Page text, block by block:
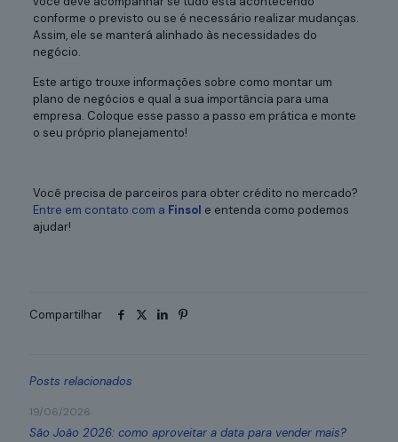
conforme o previsto ou se é necessário realizar mudanças.
Assim, ele se manterá alinhado às necessidades do
negócio.
Este artigo trouxe informações sobre como montar um
plano de negócios e qual a sua importância para uma
empresa. Coloque esse passo a passo em prática e monte
o seu próprio planejamento!
Você precisa de parceiros para obter crédito no mercado?
Entre em contato com a Finsol e entenda como podemos
ajudar!
Compartilhar
Posts relacionados
19/06/2026
São João 2026: como aproveitar a data para vender mais?